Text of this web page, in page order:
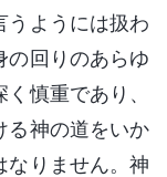
うようには扱わ
の回りのあらゆ
慎重であり、
る神の道をいか
なりません。神